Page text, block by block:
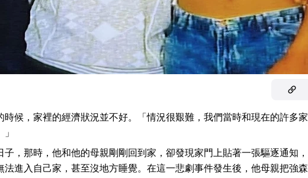
時候，家裡的經濟狀況並不好。「情況很艱難，我們當時和現在的許多家
，那時，他和他的母親剛剛回到家，卻發現家門上貼著一張驅逐通知，
法進入自己家，甚至沒地方睡覺。在這一悲劇事件發生後，他母親把強森